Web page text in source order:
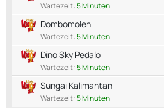
Wartezeit:5 Minuten
Dombomolen
Wartezeit:5 Minuten
Dino Sky Pedalo
Wartezeit:5 Minuten
Sungai Kalimantan
Wartezeit:5 Minuten